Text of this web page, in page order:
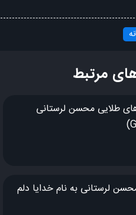
من تنها میشم
می‌بینی دیوونه میشم
من خودمو گم می کنم
می کنم
مرتبط
طلایی محسن لرستانی
لرستانی به نام خدایا دلم